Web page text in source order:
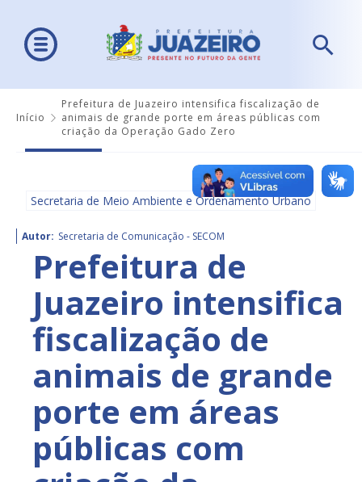
Início
Prefeitura de Juazeiro intensifica fiscalização de
animais de grande porte em áreas públicas com
criação da Operação Gado Zero
Secretaria de Meio Ambiente e Ordenamento Urbano
Autor: Secretaria de Comunicação - SECOM
Prefeitura de
Juazeiro intensifica
fiscalização de
animais de grande
porte em áreas
públicas com